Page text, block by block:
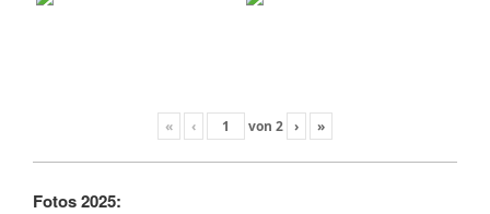
« ‹ von 2 › »
Fotos 2025: